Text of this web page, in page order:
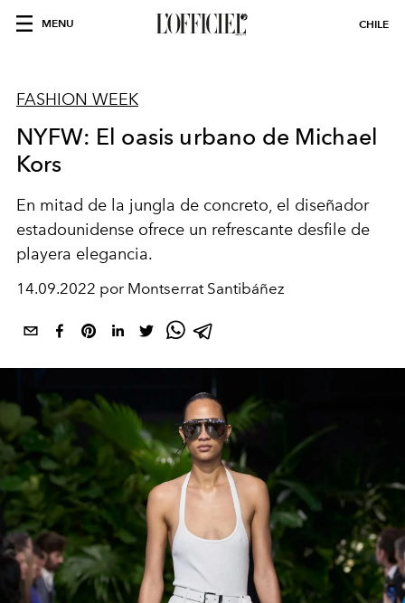
MENU CHILE
FASHION WEEK
NYFW: El oasis urbano de Michael
Kors
En mitad de la jungla de concreto, el diseñador
estadounidense ofrece un refrescante desfile de
playera elegancia.
14.09.2022 por Montserrat Santibáñez